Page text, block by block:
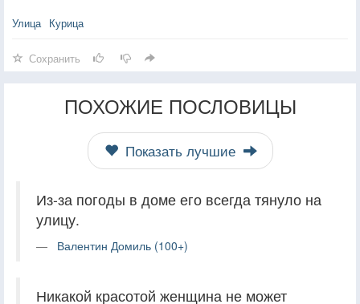
Улица Курица
Сохранить
ПОХОЖИЕ ПОСЛОВИЦЫ
Показать лучшие
Из-за погоды в доме его всегда тянуло на
улицу.
Валентин Домиль (100+)
Никакой красотой женщина не может